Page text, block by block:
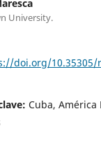
University.
doi.org/10.35305/
Cuba,